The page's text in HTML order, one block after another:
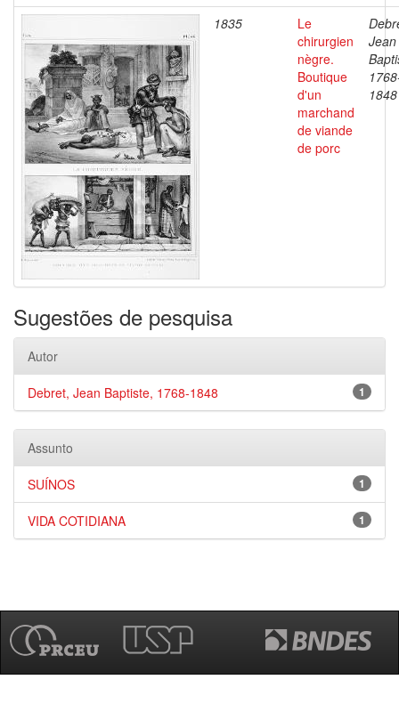
1835
Le
chirurgien
nègre.
Boutique
d'un
marchand
de viande
de porc
Jean
1848
Sugestões de pesquisa
Autor
1
Debret, Jean Baptiste, 1768-1848
Assunto
1
SUÍNOS
1
VIDA COTIDIANA